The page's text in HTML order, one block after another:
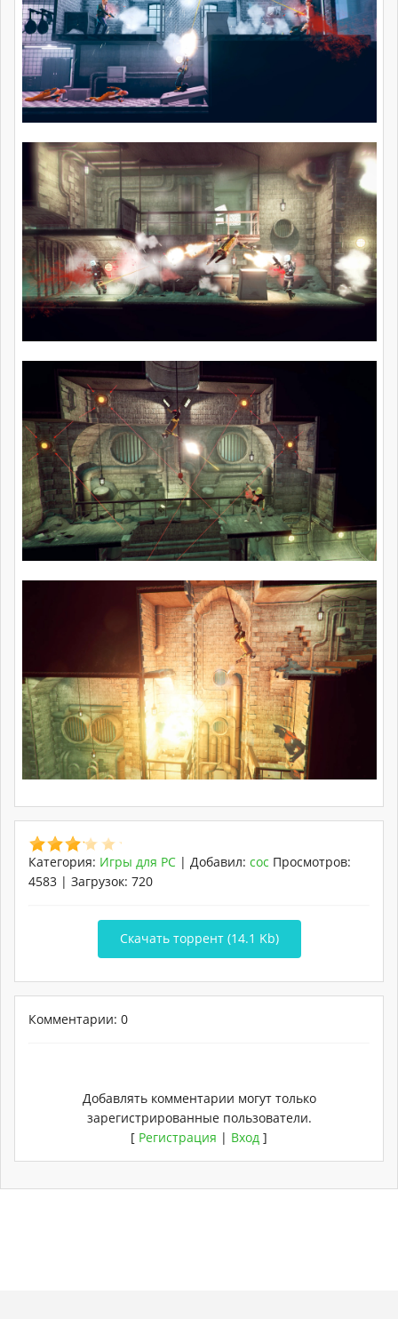
Категория: Игры для PC | Добавил: coc Просмотров:
4583 | Загрузок: 720
Скачать торрент (14.1 Kb)
Комментарии: 0
Добавлять комментарии могут только
зарегистрированные пользователи.
[ Регистрация | Вход ]